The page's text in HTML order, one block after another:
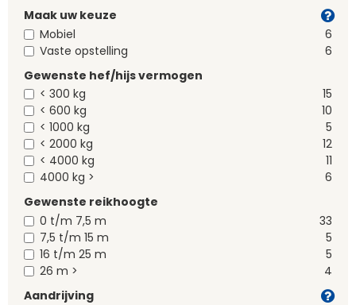
Maak uw keuze
Mobiel
6
Vaste opstelling
6
Gewenste hef/hijs vermogen
< 300 kg
15
< 600 kg
10
< 1000 kg
5
< 2000 kg
12
< 4000 kg
11
4000 kg >
6
Gewenste reikhoogte
0 t/m 7,5 m
33
7,5 t/m 15 m
5
16 t/m 25 m
5
26 m >
4
Aandrijving